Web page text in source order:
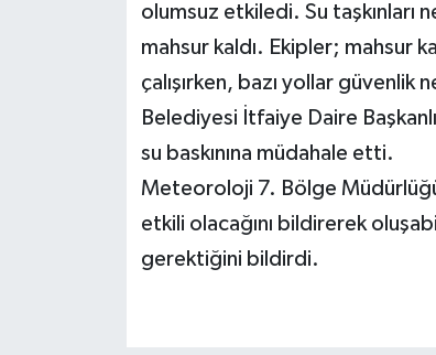
olumsuz etkiledi. Su taşkınları
mahsur kaldı. Ekipler; mahsur
çalışırken, bazı yollar güvenlik
Belediyesi İtfaiye Daire
su baskınına müdahale etti.
Meteoroloji 7. Bölge
etkili olacağını bildirerek
gerektiğini bildirdi.